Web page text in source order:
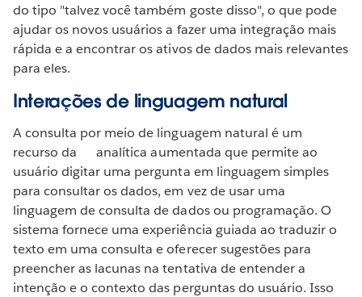
do tipo "talvez você também goste disso", o que pode
ajudar os novos usuários a fazer uma integração mais
rápida e a encontrar os ativos de dados mais relevantes
para eles.
Interações de linguagem natural
A consulta por meio de linguagem natural é um
recurso da analítica aumentada que permite ao
usuário digitar uma pergunta em linguagem simples
para consultar os dados, em vez de usar uma
linguagem de consulta de dados ou programação. O
sistema fornece uma experiência guiada ao traduzir o
texto em uma consulta e oferecer sugestões para
preencher as lacunas na tentativa de entender a
intenção e o contexto das perguntas do usuário. Isso